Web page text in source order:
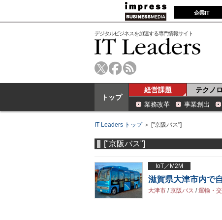
企業IT
デジタルビジネスを加速する専門情報サイト
トップ
経営課題 テクノ
業務改革 事業創出
IT Leaders トップ＞ ["京阪バス"]
["京阪バス"]
IoT／M2M
滋賀県大津市内で
大津市 /京阪バス /運輸・